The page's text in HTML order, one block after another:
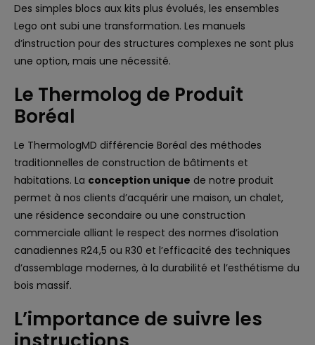
Des simples blocs aux kits plus évolués, les ensembles
Lego ont subi une transformation. Les manuels
d’instruction pour des structures complexes ne sont plus
une option, mais une nécessité.
Le Thermolog de Produit
Boréal
Le ThermologMD différencie Boréal des méthodes
traditionnelles de construction de bâtiments et
habitations. La conception unique de notre produit
permet à nos clients d’acquérir une maison, un chalet,
une résidence secondaire ou une construction
commerciale alliant le respect des normes d’isolation
canadiennes R24,5 ou R30 et l’efficacité des techniques
d’assemblage modernes, à la durabilité et l’esthétisme du
bois massif.
L’importance de suivre les